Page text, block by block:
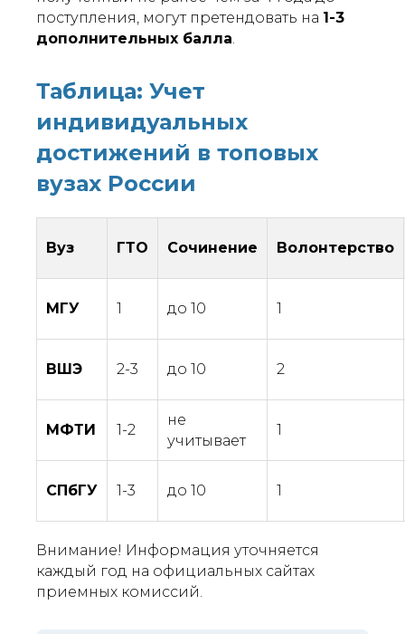
поступления, могут претендовать на 1-3
дополнительных балла.
Таблица: Учет
индивидуальных
достижений в топовых
вузах России
Вуз ГТО Сочинение Волонтерство
МГУ 1 до 10 1
ВШЭ 2-3 до 10 2
МФТИ 1-2
не
учитывает
1
СПбГУ 1-3 до 10 1
Внимание! Информация уточняется
каждый год на официальных сайтах
приемных комиссий.